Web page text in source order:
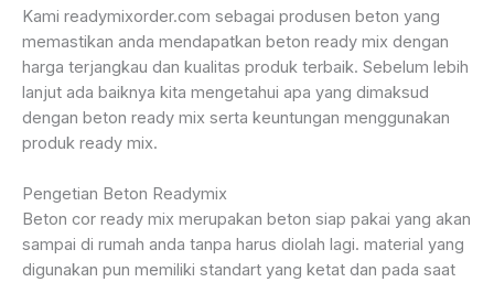
Kami readymixorder.com sebagai produsen beton yang
memastikan anda mendapatkan beton ready mix dengan
harga terjangkau dan kualitas produk terbaik. Sebelum lebih
lanjut ada baiknya kita mengetahui apa yang dimaksud
dengan beton ready mix serta keuntungan menggunakan
produk ready mix.
Pengetian Beton Readymix
Beton cor ready mix merupakan beton siap pakai yang akan
sampai di rumah anda tanpa harus diolah lagi. material yang
digunakan pun memiliki standart yang ketat dan pada saat